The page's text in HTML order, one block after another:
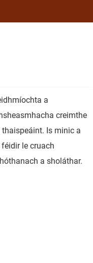
a
creimthe
Is minic a
le cruach
a sholáthar.